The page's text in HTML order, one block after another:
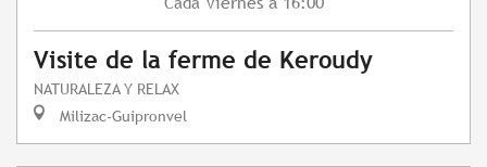
Visite de la ferme de Keroudy
NATURALEZA Y RELAX
Milizac-Guipronvel